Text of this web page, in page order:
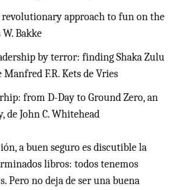
revolutionary approach to fun on the
Bakke
by terror: finding Shaka Zulu
F.R. Kets de Vries
from D-Day to Ground Zero, an
de John C. Whitehead
a buen seguro es discutible la
libros: todos tenemos
Pero no deja de ser una buena